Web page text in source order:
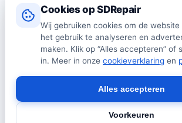
Cookies op SDRepair
Wij gebruiken cookies om de
het gebruik te analyseren en
maken. Klik op “Alles accepteren” of
in. Meer in onze cookieverklaring en
Voorkeuren
Alles accepteren
Verzending & levering
Retourneren
Algemene voorwaarden